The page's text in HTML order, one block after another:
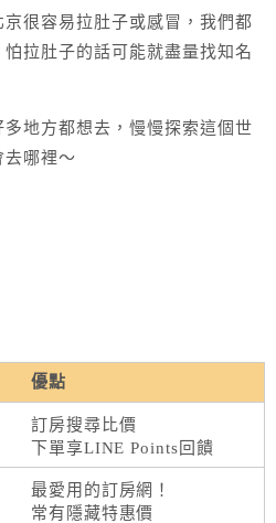
很容易拉肚子或感冒，我們都
怕拉肚子的話可能就盡量找知名
地方都想去，慢慢探索這個世
去哪裡～
優點
訂房搜尋比價
下單享LINE Points回饋
最愛用的訂房網！
常有隱藏特惠價